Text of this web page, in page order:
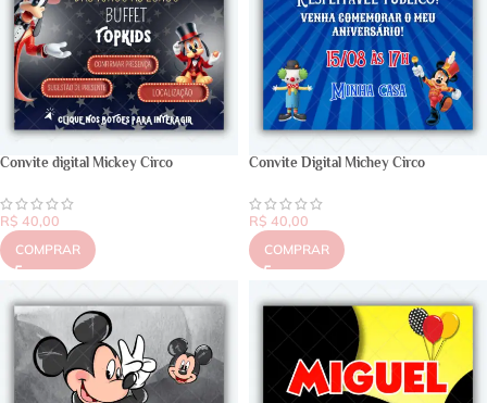
Convite digital Mickey Circo
R$ 40,00
COMPRAR
Convite Digital Michey Circo
R$ 40,00
COMPRAR